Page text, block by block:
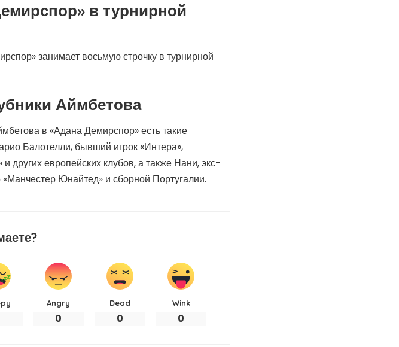
в турнирной
занимает восьмую строчку в турнирной
Аймбетова
в «Адана Демирспор» есть такие
Балотелли, бывший игрок «Интера»,
других европейских клубов, а также Нани, экс-
Юнайтед» и сборной Португалии.
Angry
0
Dead
0
Wink
0